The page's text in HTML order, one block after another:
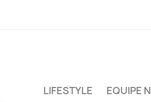
LIFESTYLE EQUIPE